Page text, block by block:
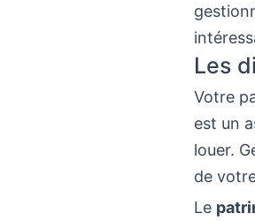
Les
Votre
est un
louer.
de
Le